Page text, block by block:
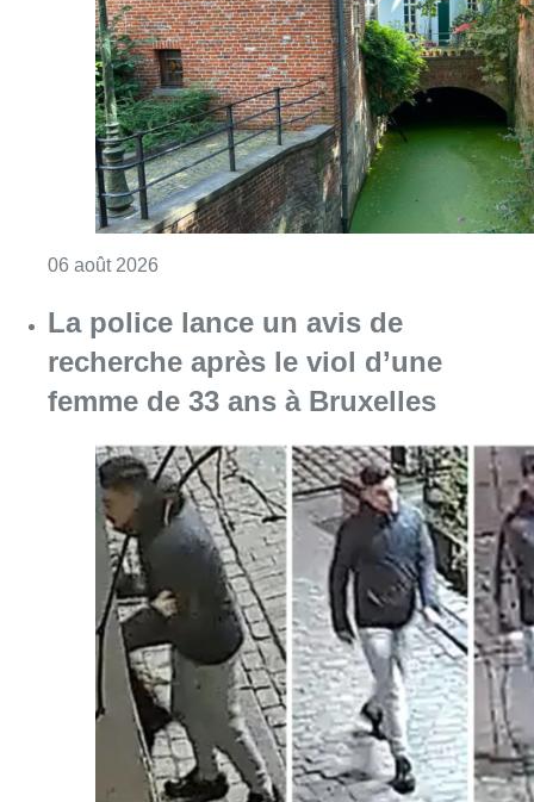
06 août 2026
La police lance un avis de
recherche après le viol d’une
femme de 33 ans à Bruxelles